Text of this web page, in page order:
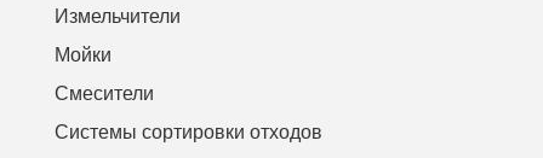
Измельчители
Мойки
Смесители
Системы сортировки отходов